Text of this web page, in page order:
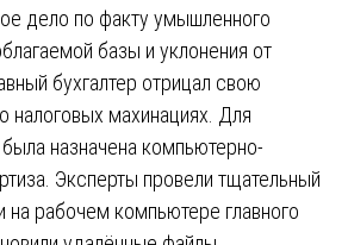
дело по факту умышленного
базы и уклонения от
бухгалтер отрицал свою
налоговых махинациях. Для
назначена компьютерно-
Эксперты провели тщательный
на рабочем компьютере главного